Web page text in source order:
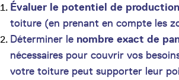
Évaluer le potentiel de
toiture (en prenant en compte les
Déterminer le nombre exact de
nécessaires pour couvrir vos
votre toiture peut supporter leur